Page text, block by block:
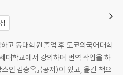
고 동대학원 졸업 후 도쿄외국어대학
대학교에서 강의하며 번역 작업을 하
인 김승옥』(공저)이 있고, 옮긴 책으